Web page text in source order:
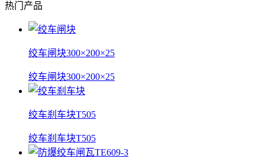
热门产品
绞车闸块300×200×25
绞车闸块300×200×25
绞车刹车块T505
绞车刹车块T505